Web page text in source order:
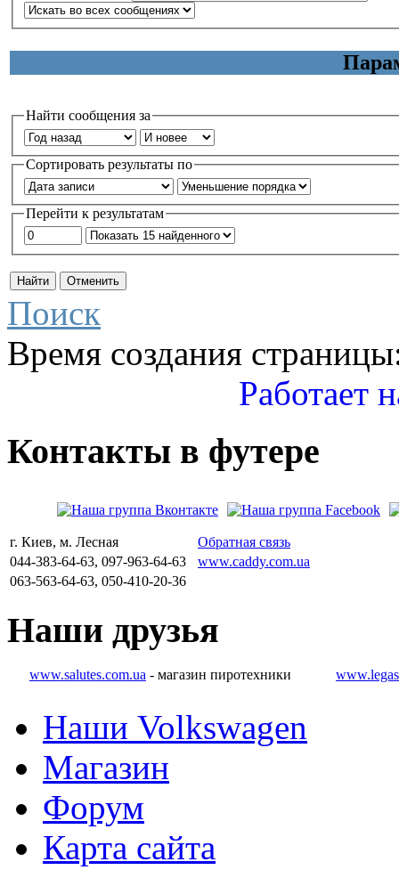
Найти сообщения за
Сортировать результаты по
Перейти к результатам
Поиск
Время создания
Работает
Контакты в футере
г. Киев, м. Лесная
Обратная связь
044-383-64-63, 097-963-64-63
www.caddy.com.ua
063-563-64-63, 050-410-20-36
Наши друзья
www.salutes.com.ua - магазин пиротехники
Наши Volkswagen
Магазин
Форум
Карта сайта